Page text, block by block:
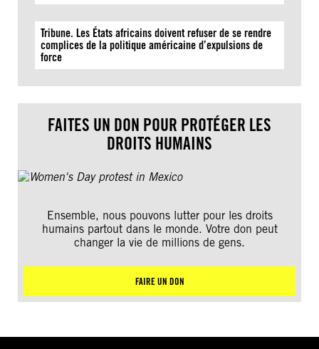
Tribune. Les États africains doivent refuser de se rendre
complices de la politique américaine d’expulsions de
force
FAITES UN DON POUR PROTÉGER LES
DROITS HUMAINS
Ensemble, nous pouvons lutter pour les droits
humains partout dans le monde. Votre don peut
changer la vie de millions de gens.
FAIRE UN DON